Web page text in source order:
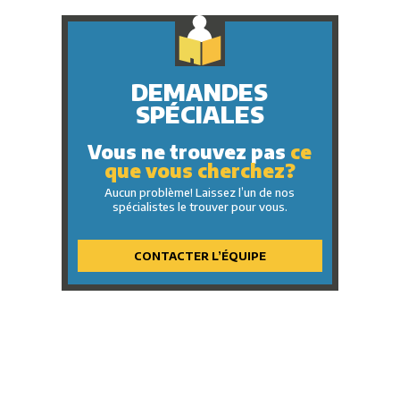
DEMANDES
SPÉCIALES
Vous ne trouvez pas ce
que vous cherchez?
Aucun problème! Laissez l’un de nos
spécialistes le trouver pour vous.
CONTACTER L’ÉQUIPE